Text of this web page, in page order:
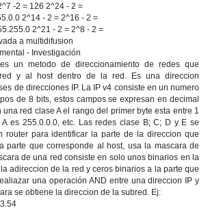
-2 = 126 2^24 - 2 =
2^14 - 2 = 2^16 - 2 =
2^21 - 2 = 2^8 - 2 =
a multidifusion
- Investigación
un metodo de direccionamiento de redes que
y al host dentro de la red. Es una direccion
de direcciones IP. La IP v4 consiste en un numero
de 8 bits, estos campos se expresan en decimal
red clase A el rango del primer byte esta entre 1
es 255.0.0.0, etc. Las redes clase B; C; D y E se
router para identificar la parte de la direccion que
parte que corresponde al host, usa la mascara de
de una red consiste en solo unos binarios en la
adireccion de la red y ceros binarios a la parte que
una operación AND entre una direccion IP y
se obtiene la direccion de la subred. Ej: